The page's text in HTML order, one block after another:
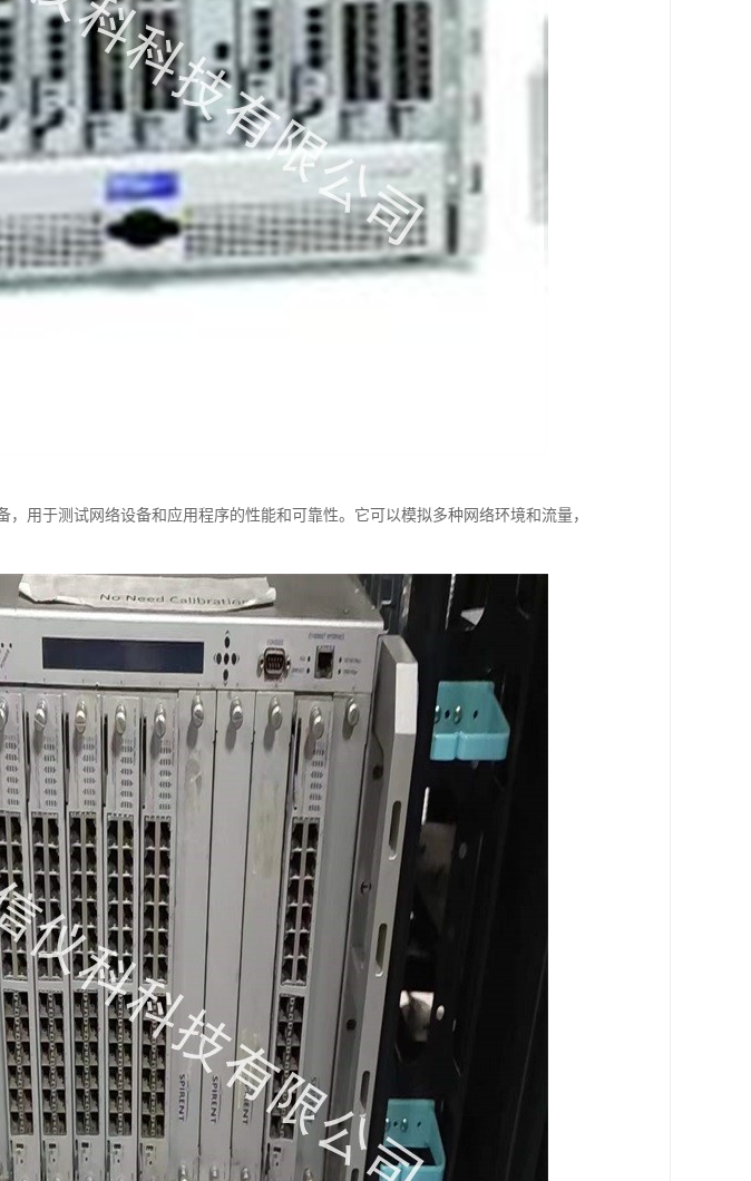
，用于测试网络设备和应用程序的性能和可靠性。它可以模拟多种网络环境和流量，